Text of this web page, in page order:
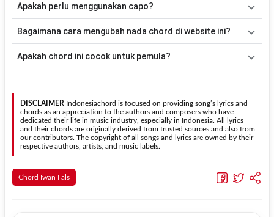
acuan, kamu dapat menggunakan pola
laguUntuk Bram.
Apakah perlu menggunakan capo?
kunci dasarEm. Jika ingin mengikuti nada asli penyanyi, kamu
sesuai kebutuhan.
Bagaimana cara mengubah nada chord di website ini?
Transpose (bawah)untuk menurunkan nada. Seluruh chord akan
Apakah chord ini cocok untuk pemula?
pemula tanpa menghilangkan struktur dasar lagu.
DISCLAIMER Indonesiachord is focused on providing song’s lyrics and
chords as an appreciation to the authors and composers who have
dedicated their life in music industry, especially in Indonesia. All lyrics
and their chords are originally derived from trusted sources and also from
our contributors. The copyright of all songs and lyrics are owned by their
respective authors, artists, and music labels.
Chord Iwan Fals